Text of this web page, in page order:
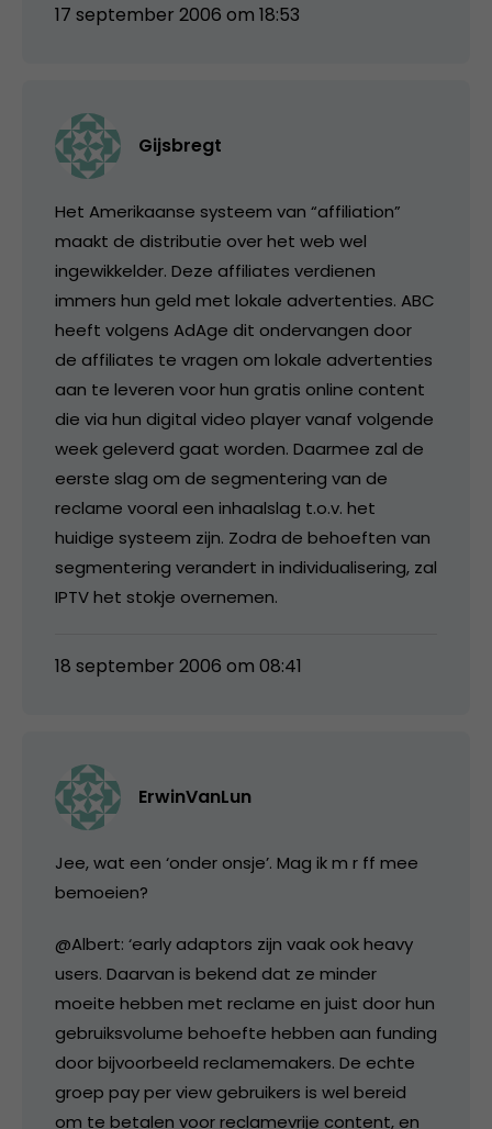
17 september 2006 om 18:53
Gijsbregt
Het Amerikaanse systeem van “affiliation”
maakt de distributie over het web wel
ingewikkelder. Deze affiliates verdienen
immers hun geld met lokale advertenties. ABC
heeft volgens AdAge dit ondervangen door
de affiliates te vragen om lokale advertenties
aan te leveren voor hun gratis online content
die via hun digital video player vanaf volgende
week geleverd gaat worden. Daarmee zal de
eerste slag om de segmentering van de
reclame vooral een inhaalslag t.o.v. het
huidige systeem zijn. Zodra de behoeften van
segmentering verandert in individualisering, zal
IPTV het stokje overnemen.
18 september 2006 om 08:41
ErwinVanLun
Jee, wat een ‘onder onsje’. Mag ik m r ff mee
bemoeien?
@Albert: ‘early adaptors zijn vaak ook heavy
users. Daarvan is bekend dat ze minder
moeite hebben met reclame en juist door hun
gebruiksvolume behoefte hebben aan funding
door bijvoorbeeld reclamemakers. De echte
groep pay per view gebruikers is wel bereid
om te betalen voor reclamevrije content, en